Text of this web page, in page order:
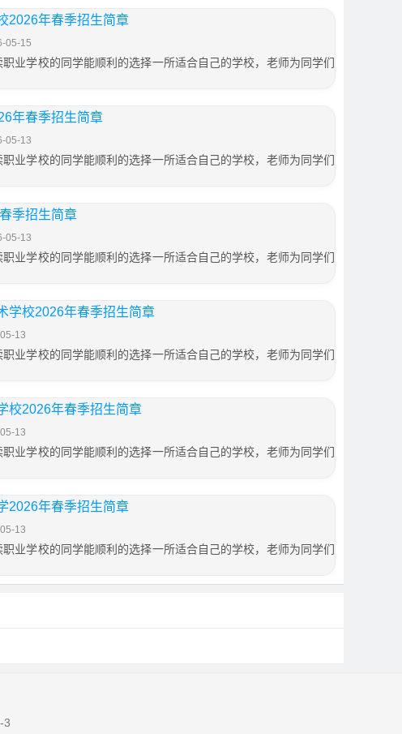
2026年春季招生简章
05-15
业学校的同学能顺利的选择一所适合自己的学校，老师为同学们
年春季招生简章
05-13
业学校的同学能顺利的选择一所适合自己的学校，老师为同学们
季招生简章
05-13
业学校的同学能顺利的选择一所适合自己的学校，老师为同学们
学校2026年春季招生简章
13
业学校的同学能顺利的选择一所适合自己的学校，老师为同学们
校2026年春季招生简章
13
业学校的同学能顺利的选择一所适合自己的学校，老师为同学们
2026年春季招生简章
13
业学校的同学能顺利的选择一所适合自己的学校，老师为同学们
3